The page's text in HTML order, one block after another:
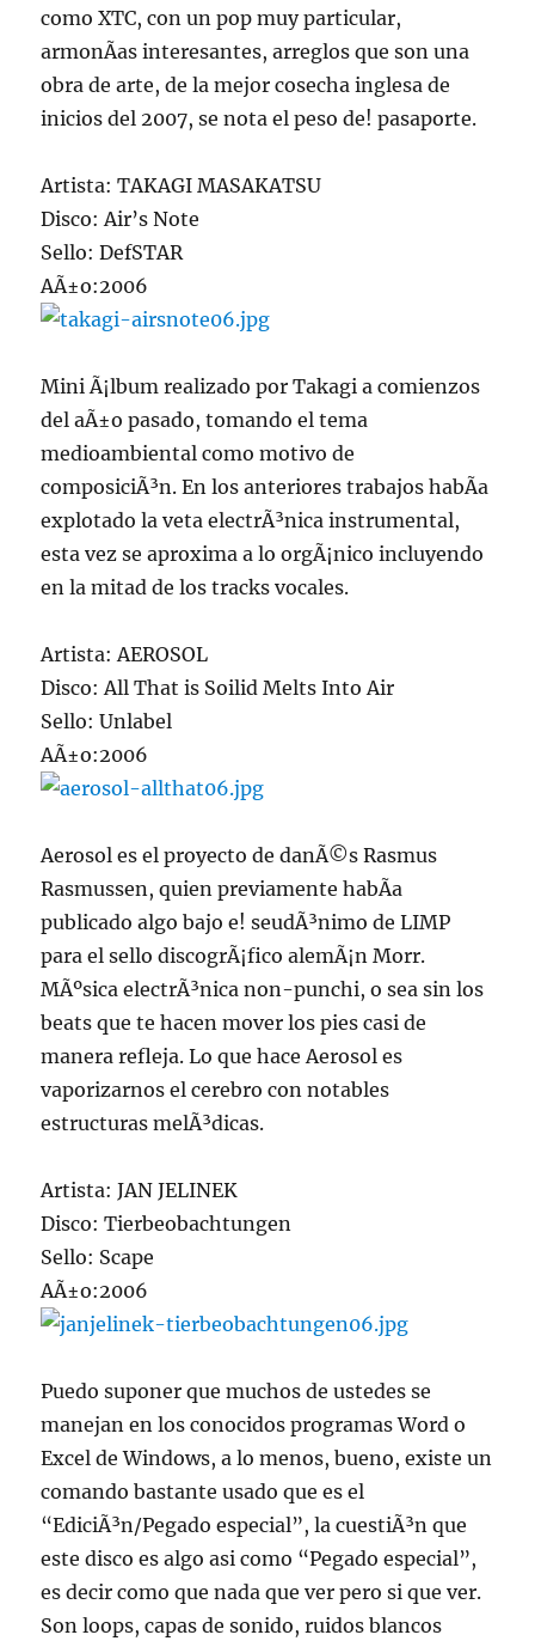
como XTC, con un pop muy particular,
armonÃ­as interesantes, arreglos que son una
obra de arte, de la mejor cosecha inglesa de
inicios del 2007, se nota el peso de! pasaporte.
Artista: TAKAGI MASAKATSU
Disco: Air’s Note
Sello: DefSTAR
AÃ±o:2006
Mini Ã¡lbum realizado por Takagi a comienzos
del aÃ±o pasado, tomando el tema
medioambiental como motivo de
composiciÃ³n. En los anteriores trabajos habÃ­a
explotado la veta electrÃ³nica instrumental,
esta vez se aproxima a lo orgÃ¡nico incluyendo
en la mitad de los tracks vocales.
Artista: AEROSOL
Disco: All That is Soilid Melts Into Air
Sello: Unlabel
AÃ±o:2006
Aerosol es el proyecto de danÃ©s Rasmus
Rasmussen, quien previamente habÃ­a
publicado algo bajo e! seudÃ³nimo de LIMP
para el sello discogrÃ¡fico alemÃ¡n Morr.
MÃºsica electrÃ³nica non-punchi, o sea sin los
beats que te hacen mover los pies casi de
manera refleja. Lo que hace Aerosol es
vaporizarnos el cerebro con notables
estructuras melÃ³dicas.
Artista: JAN JELINEK
Disco: Tierbeobachtungen
Sello: Scape
AÃ±o:2006
Puedo suponer que muchos de ustedes se
manejan en los conocidos programas Word o
Excel de Windows, a lo menos, bueno, existe un
comando bastante usado que es el
“EdiciÃ³n/Pegado especial”, la cuestiÃ³n que
este disco es algo asi como “Pegado especial”,
es decir como que nada que ver pero si que ver.
Son loops, capas de sonido, ruidos blancos